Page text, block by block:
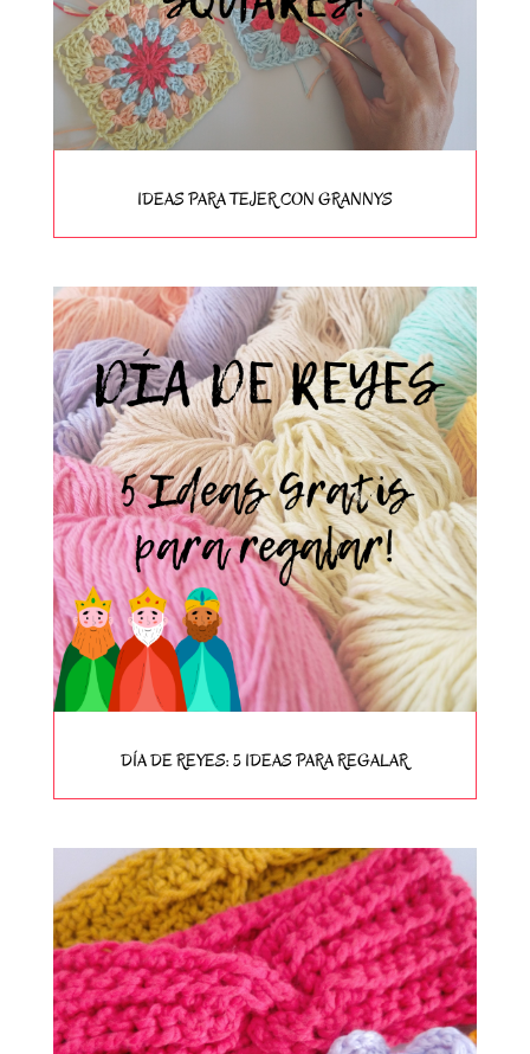
IDEAS PARA TEJER CON GRANNYS
DÍA DE REYES: 5 IDEAS PARA REGALAR